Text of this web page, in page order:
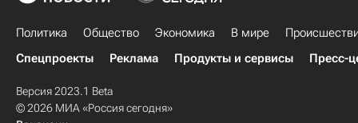
Политика Общество Экономика В мире
Спецпроекты
Реклама Продукты и сервисы Пресс-
Версия 2023.1 Beta
© 2026 МИА «Россия сегодня»